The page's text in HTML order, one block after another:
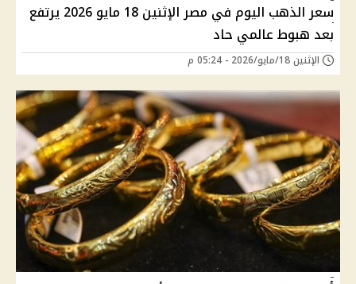
سعر الذهب اليوم في مصر الإثنين 18 مايو 2026 يرتفع
بعد هبوط عالمي حاد
الإثنين 18/مايو/2026 - 05:24 م